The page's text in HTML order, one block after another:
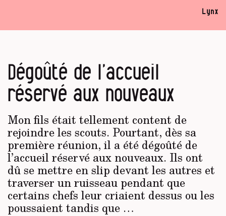
Lynx
Dégoûté de l’accueil
réservé aux nouveaux
Mon fils était tellement content de
rejoindre les scouts. Pourtant, dès sa
première réunion, il a été dégoûté de
l’accueil réservé aux nouveaux. Ils ont
dû se mettre en slip devant les autres et
traverser un ruisseau pendant que
certains chefs leur criaient dessus ou les
poussaient tandis que …